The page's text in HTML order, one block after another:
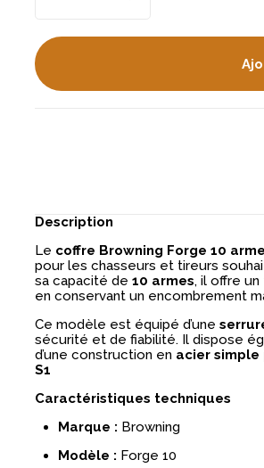
Description
Le coffre Browning Forge 10
pour les chasseurs et tireurs
sa capacité de 10 armes, il offre
en conservant un encombrement
Ce modèle est équipé d’une
sécurité et de fiabilité. Il dispose
d’une construction en acier simple
S1
Caractéristiques techniques
Marque : Browning
Modèle : Forge 10